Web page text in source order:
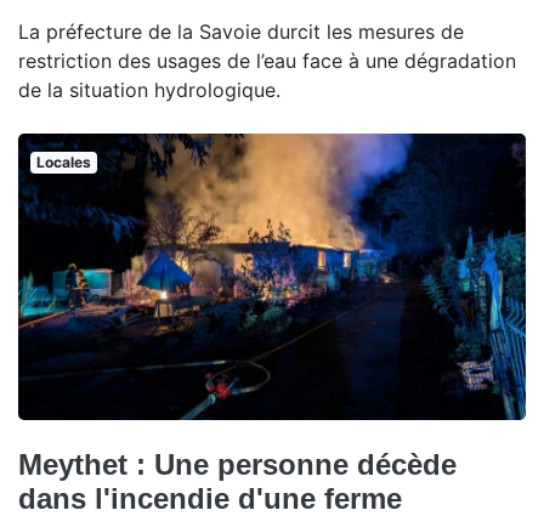
La préfecture de la Savoie durcit les mesures de
restriction des usages de l’eau face à une dégradation
de la situation hydrologique.
Locales
Meythet : Une personne décède
dans l'incendie d'une ferme